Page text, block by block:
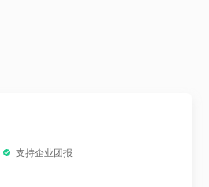
支持企业团报